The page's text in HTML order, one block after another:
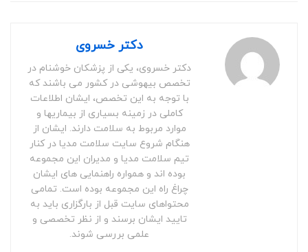
دکتر خسروی
دکتر خسروی، یکی از پزشکان خوشنام در
تخصص بیهوشی در کشور می باشند که
با توجه به این تخصص، ایشان اطلاعات
کاملی در زمینه بسیاری از بیماریها و
موارد مربوط به سلامت دارند. ایشان از
هنگام شروع سایت سلامت مدیا در کنار
تیم سلامت مدیا و مدیران این مجموعه
بوده اند و همواره راهنمایی های ایشان
چراغ راه این مجموعه بوده است. تمامی
محتواهای سایت قبل از بارگزاری باید به
تایید ایشان برسند و از نظر تخصصی و
علمی بررسی شوند.